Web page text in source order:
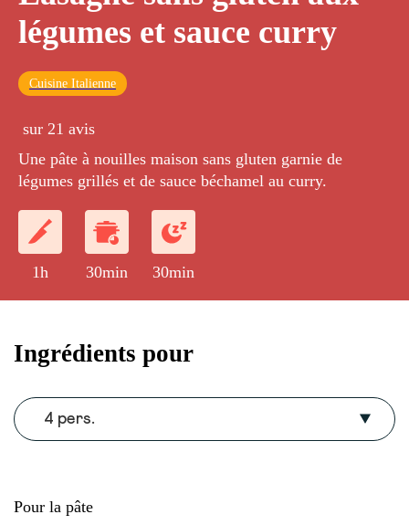
légumes et sauce curry
Cuisine Italienne
sur 21 avis
Une pâte à nouilles maison sans gluten garnie de
légumes grillés et de sauce béchamel au curry.
1h 30min 30min
Ingrédients pour
4 pers.
Pour la pâte